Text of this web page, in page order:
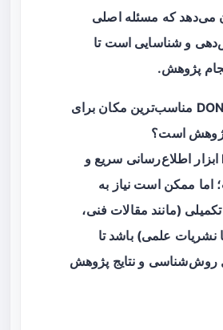
می‌دهد که مسئله اصلی
و شناسایی است تا
پژوهش.
آیا DONs مناسب‌ترین مکان برای
پژوهش است؟
DONs ابزار اطلاع‌رسانی سریع و
ممکن است نیاز به
(مانند مقالات فنی،
نشریات علمی) باشد تا
روش‌شناسی و نتایج پژوهش